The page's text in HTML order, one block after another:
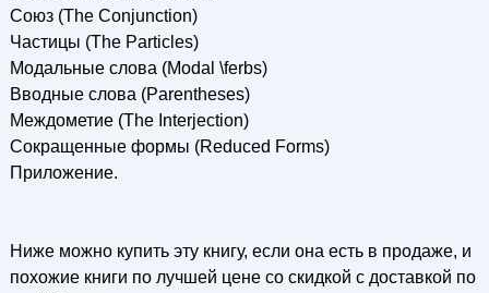
Союз (The Conjunction)
Частицы (The Particles)
Модальные слова (Modal \ferbs)
Вводные слова (Parentheses)
Междометие (The Interjection)
Сокращенные формы (Reduced Forms)
Приложение.
Ниже можно купить эту книгу, если она есть в продаже, и
похожие книги по лучшей цене со скидкой с доставкой по